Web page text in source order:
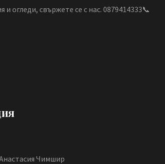
огледи, свържете се с нас. 0879414333📞
Чимшир